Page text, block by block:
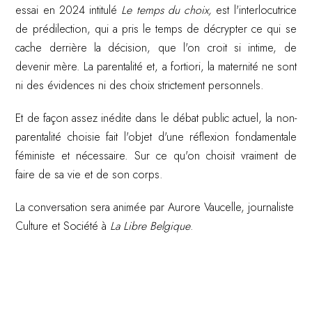
essai en 2024 intitulé Le temps du choix, est l'interlocutrice
de prédilection, qui a pris le temps de décrypter ce qui se
cache derrière la décision, que l'on croit si intime, de
devenir mère. La parentalité et, a fortiori, la maternité ne sont
ni des évidences ni des choix strictement personnels.
Et de façon assez inédite dans le débat public actuel, la non-
parentalité choisie fait l'objet d'une réflexion fondamentale
féministe et nécessaire. Sur ce qu'on choisit vraiment de
faire de sa vie et de son corps.
La conversation sera animée par Aurore Vaucelle, journaliste
Culture et Société à La Libre Belgique.